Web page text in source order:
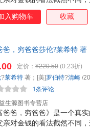
友的父亲的建议，也就是
隶，要让金钱为我们工作
入购物车 收藏
爸，穷爸爸莎伦?莱希特
爸爸，穷爸爸》是一个真
亲对金钱的看法截然不同
定价： ¥220.50 (0.23折)
生源图书专营店
1条评论
?莱希特 著；[美]罗伯特?清崎 /